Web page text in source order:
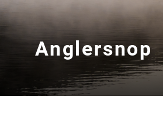
Anglersnop